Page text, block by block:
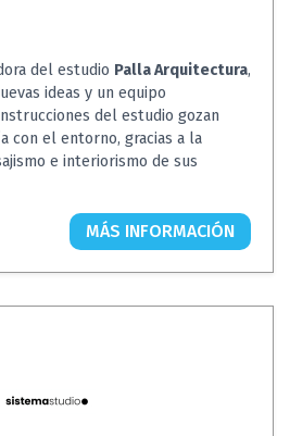
del estudio Palla Arquitectura,
ideas y un equipo
del estudio gozan
con el entorno, gracias a la
e interiorismo de sus
MÁS INFORMACIÓN